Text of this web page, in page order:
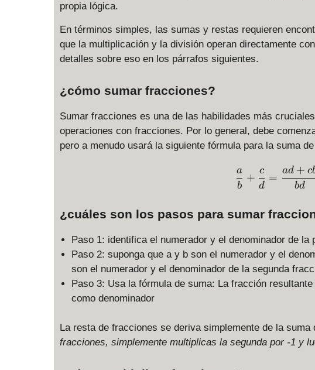
propia lógica.
En términos simples, las sumas y restas requieren
que la multiplicación y la división operan directamente
detalles sobre eso en los párrafos siguientes.
¿cómo sumar fracciones?
Sumar fracciones es una de las habilidades más
operaciones con fracciones. Por lo general, debe
pero a menudo usará la siguiente fórmula para la suma
b
a
+
d
c
=
bd
ad + c
¿cuáles son los pasos para sumar
Paso 1: identifica el numerador y el denominador de
Paso 2: suponga que a y b son el numerador y el
son el numerador y el denominador de la segunda
Paso 3: Usa la fórmula de suma: La fracción
como denominador
La resta de fracciones se deriva simplemente de la suma
fracciones, simplemente multiplicas la segunda por -1 y